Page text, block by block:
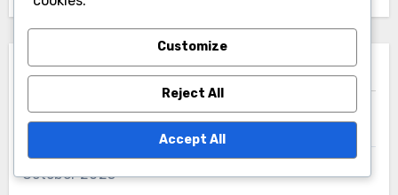
आर्काइव्स
November 2025
October 2025
Customize
Reject All
Accept All